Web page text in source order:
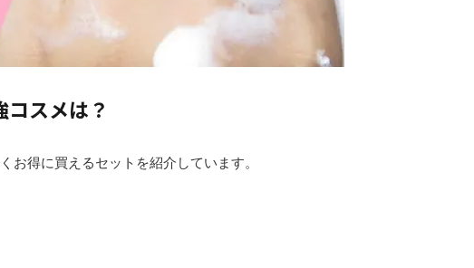
コスメは？
お得に買えるセットを紹介しています。